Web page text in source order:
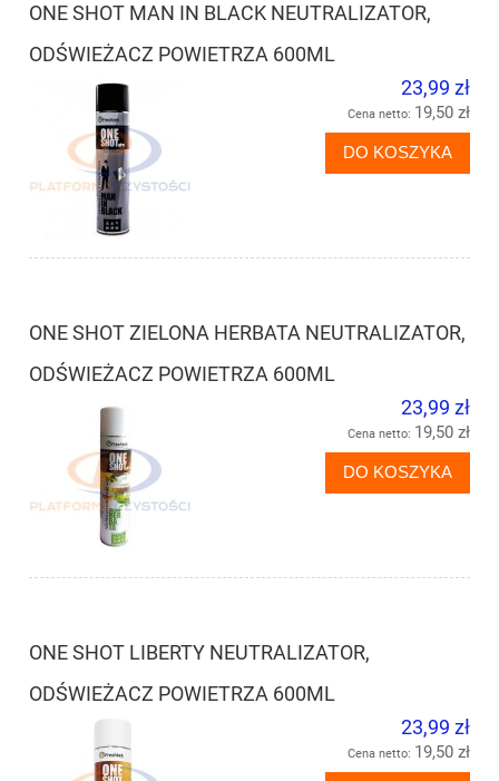
ONE SHOT MAN IN BLACK NEUTRALIZATOR,
ODŚWIEŻACZ POWIETRZA 600ML
23,99 zł
Cena netto: 19,50 zł
DO KOSZYKA
ONE SHOT ZIELONA HERBATA NEUTRALIZATOR,
ODŚWIEŻACZ POWIETRZA 600ML
23,99 zł
Cena netto: 19,50 zł
DO KOSZYKA
ONE SHOT LIBERTY NEUTRALIZATOR,
ODŚWIEŻACZ POWIETRZA 600ML
23,99 zł
Cena netto: 19,50 zł